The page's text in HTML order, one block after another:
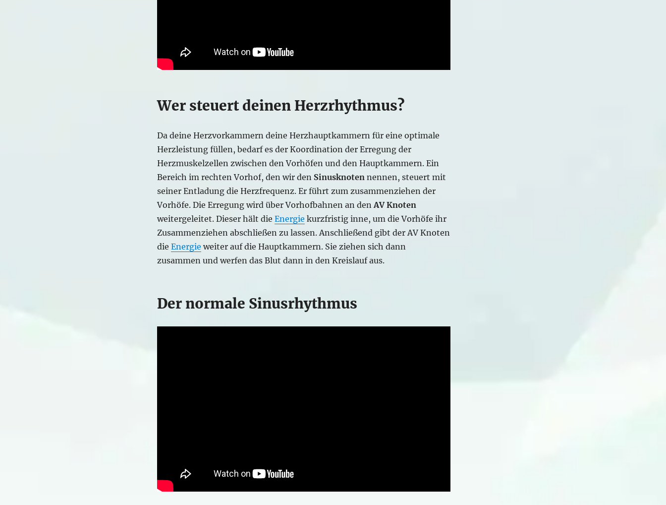
Wer steuert deinen Herzrhythmus?
Da deine Herzvorkammern deine Herzhauptkammern für eine optimale
Herzleistung füllen, bedarf es der Koordination der Erregung der
Herzmuskelzellen zwischen den Vorhöfen und den Hauptkammern. Ein
Bereich im rechten Vorhof, den wir den Sinusknotennennen, steuert mit
seiner Entladung die Herzfrequenz. Er führt zum zusammenziehen der
Vorhöfe. Die Erregung wird über Vorhofbahnen an denAV Knoten
weitergeleitet. Dieser hält die Energie kurzfristig inne, um die Vorhöfe ihr
Zusammenziehen abschließen zu lassen. Anschließend gibt der AV Knoten
die Energie weiter auf die Hauptkammern. Sie ziehen sich dann
zusammen und werfen das Blut dann in den Kreislauf aus.
Der normale Sinusrhythmus